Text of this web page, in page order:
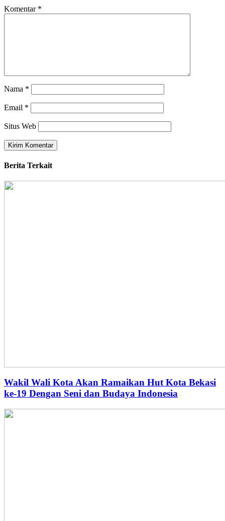
Komentar *
Nama *
Email *
Situs Web
Berita Terkait
Wakil Wali Kota Akan Ramaikan Hut Kota Bekasi
ke-19 Dengan Seni dan Budaya Indonesia